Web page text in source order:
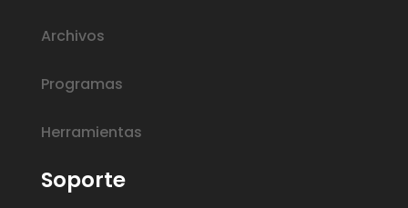
Archivos
Programas
Herramientas
Soporte